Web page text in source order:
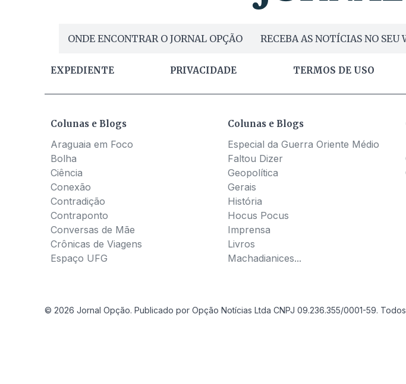
ONDE ENCONTRAR O JORNAL OPÇÃO RECEBA AS NOTÍCIAS NO SEU
EXPEDIENTE PRIVACIDADE TERMOS DE USO
Colunas e Blogs
Araguaia em Foco
Bolha
Ciência
Conexão
Contradição
Contraponto
Conversas de Mãe
Crônicas de Viagens
Espaço UFG
Colunas e Blogs
Especial da Guerra Oriente Médio
Faltou Dizer
Geopolítica
Gerais
História
Hocus Pocus
Imprensa
Livros
Machadianices...
© 2026 Jornal Opção. Publicado por Opção Notícias Ltda CNPJ 09.236.355/0001-59.